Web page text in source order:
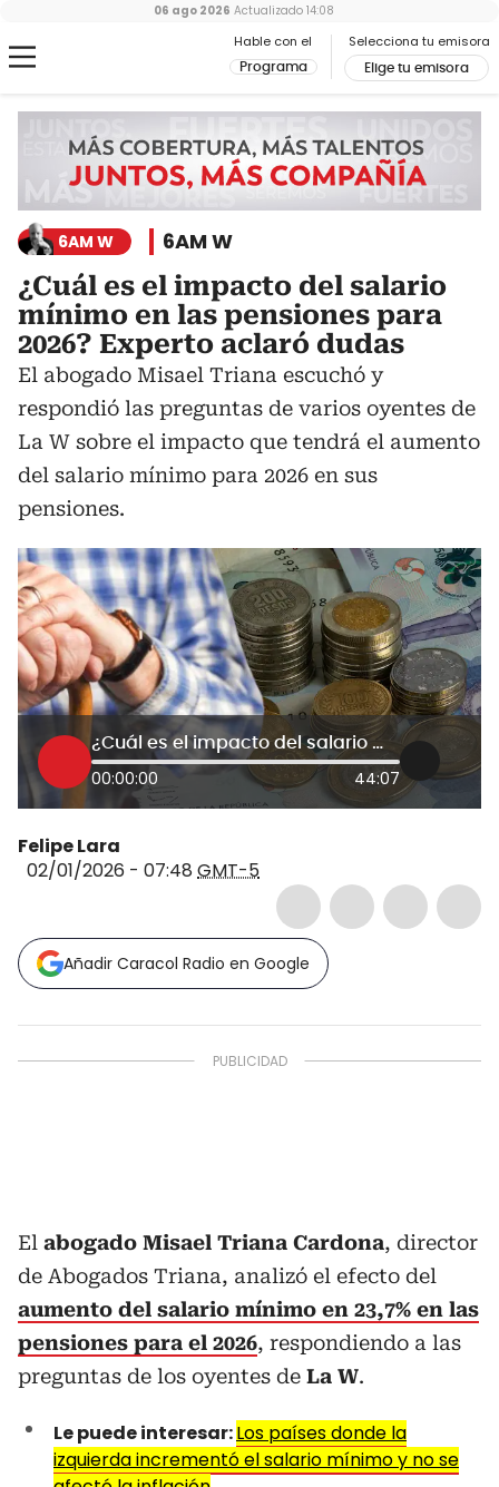
Hable con el
Programa
Selecciona tu emisora
Elige tu emisora
06 ago 2026 Actualizado 14:08
6AM W 6AM W
¿Cuál es el impacto del salario
mínimo en las pensiones para
2026? Experto aclaró dudas
El abogado Misael Triana escuchó y
respondió las preguntas de varios oyentes de
La W sobre el impacto que tendrá el aumento
del salario mínimo para 2026 en sus
pensiones.
¿Cuál es el impacto del salario mínimo en las pensiones para 2026? Experto aclaró a dudas
00:00:00 44:07
Felipe Lara
02/01/2026 - 07:48 GMT-5
Añadir Caracol Radio en Google
El abogado Misael Triana Cardona, director
de Abogados Triana, analizó el efecto del
aumento del salario mínimo en 23,7% en las
pensiones para el 2026, respondiendo a las
preguntas de los oyentes de La W.
Le puede interesar:Los países donde la
izquierda incrementó el salario mínimo y no se